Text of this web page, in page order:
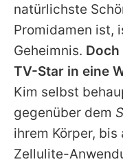
natürlichste
Promidamen ist,
Geheimnis.
TV-Star in eine
Kim selbst
gegenüber dem
ihrem Körper,
Zellulite-